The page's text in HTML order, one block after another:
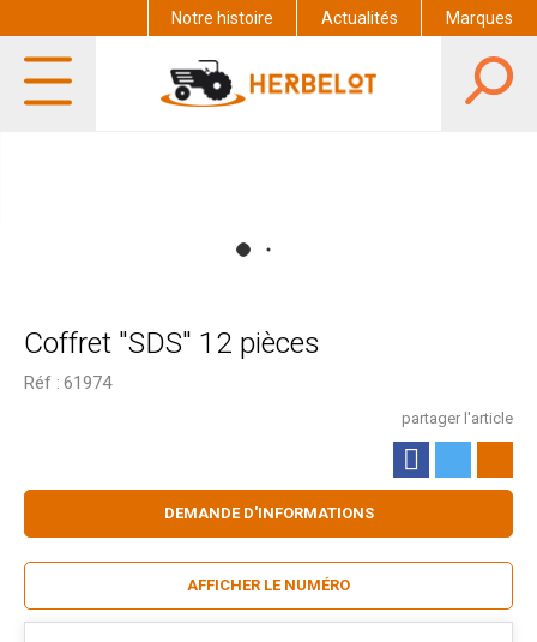
Notre histoire Actualités Marques
Coffret "SDS" 12 pièces
Réf : 61974
partager l'article
DEMANDE D'INFORMATIONS
AFFICHER LE NUMÉRO